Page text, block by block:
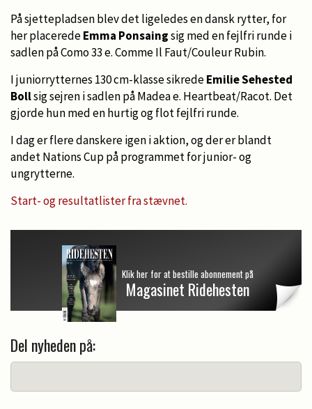
På sjettepladsen blev det ligeledes en dansk rytter, for
her placeredeEmma Ponsaingsig med en fejlfri runde i
sadlen på Como 33 e. Comme Il Faut/Couleur Rubin.
I juniorrytternes 130 cm-klasse sikredeEmilie Sehested
Bollsig sejren i sadlen på Madea e. Heartbeat/Racot. Det
gjorde hun med en hurtig og flot fejlfri runde.
I dag er flere danskere igen i aktion, og der er blandt
andet Nations Cup på programmet for junior- og
ungrytterne.
Start- og resultatlister fra stævnet.
Klik her for at bestille abonnement på
Magasinet Ridehesten
Del nyheden på: